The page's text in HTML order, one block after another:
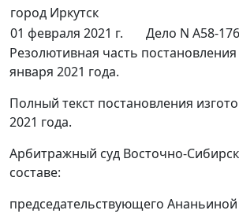
город Иркутск
01 февраля 2021 г.
Дело N А58-
Резолютивная часть
января 2021 года.
Полный текст постановления
2021 года.
Арбитражный суд Восточно-
составе:
председательствующего Ананьиной